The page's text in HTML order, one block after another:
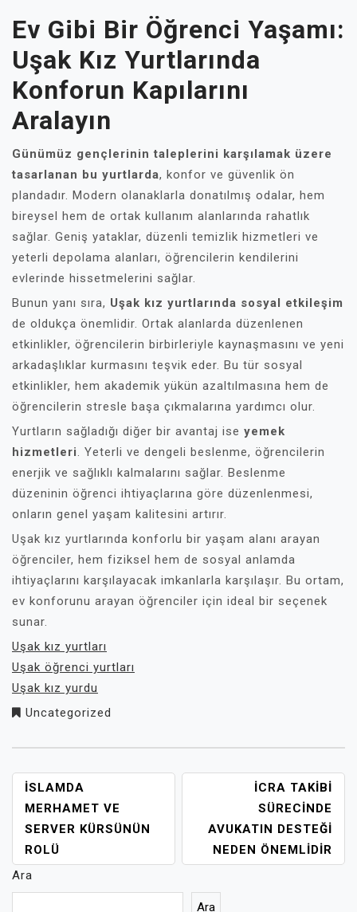
Ev Gibi Bir Öğrenci Yaşamı:
Uşak Kız Yurtlarında
Konforun Kapılarını
Aralayın
Günümüz gençlerinin taleplerini karşılamak üzere
tasarlanan bu yurtlarda, konfor ve güvenlik ön
plandadır. Modern olanaklarla donatılmış odalar, hem
bireysel hem de ortak kullanım alanlarında rahatlık
sağlar. Geniş yataklar, düzenli temizlik hizmetleri ve
yeterli depolama alanları, öğrencilerin kendilerini
evlerinde hissetmelerini sağlar.
Bunun yanı sıra, Uşak kız yurtlarında sosyal etkileşim
de oldukça önemlidir. Ortak alanlarda düzenlenen
etkinlikler, öğrencilerin birbirleriyle kaynaşmasını ve yeni
arkadaşlıklar kurmasını teşvik eder. Bu tür sosyal
etkinlikler, hem akademik yükün azaltılmasına hem de
öğrencilerin stresle başa çıkmalarına yardımcı olur.
Yurtların sağladığı diğer bir avantaj ise yemek
hizmetleri. Yeterli ve dengeli beslenme, öğrencilerin
enerjik ve sağlıklı kalmalarını sağlar. Beslenme
düzeninin öğrenci ihtiyaçlarına göre düzenlenmesi,
onların genel yaşam kalitesini artırır.
Uşak kız yurtlarında konforlu bir yaşam alanı arayan
öğrenciler, hem fiziksel hem de sosyal anlamda
ihtiyaçlarını karşılayacak imkanlarla karşılaşır. Bu ortam,
ev konforunu arayan öğrenciler için ideal bir seçenek
sunar.
Uşak kız yurtları
Uşak öğrenci yurtları
Uşak kız yurdu
Uncategorized
YAZI
GEZINMESI
İSLAMDA
MERHAMET VE
SERVER KÜRSÜNÜN
ROLÜ
İCRA TAKIBI
SÜRECINDE
AVUKATIN DESTEĞI
NEDEN ÖNEMLIDIR
Ara
Ara